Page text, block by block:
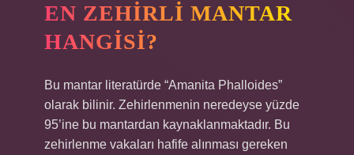
EN ZEHIRLI MANTAR
HANGISI?
Bu mantar literatürde “Amanita Phalloides”
olarak bilinir. Zehirlenmenin neredeyse yüzde
95’ine bu mantardan kaynaklanmaktadır. Bu
zehirlenme vakaları hafife alınması gereken